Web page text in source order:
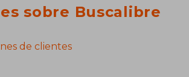
sobre Buscalibre
de clientes